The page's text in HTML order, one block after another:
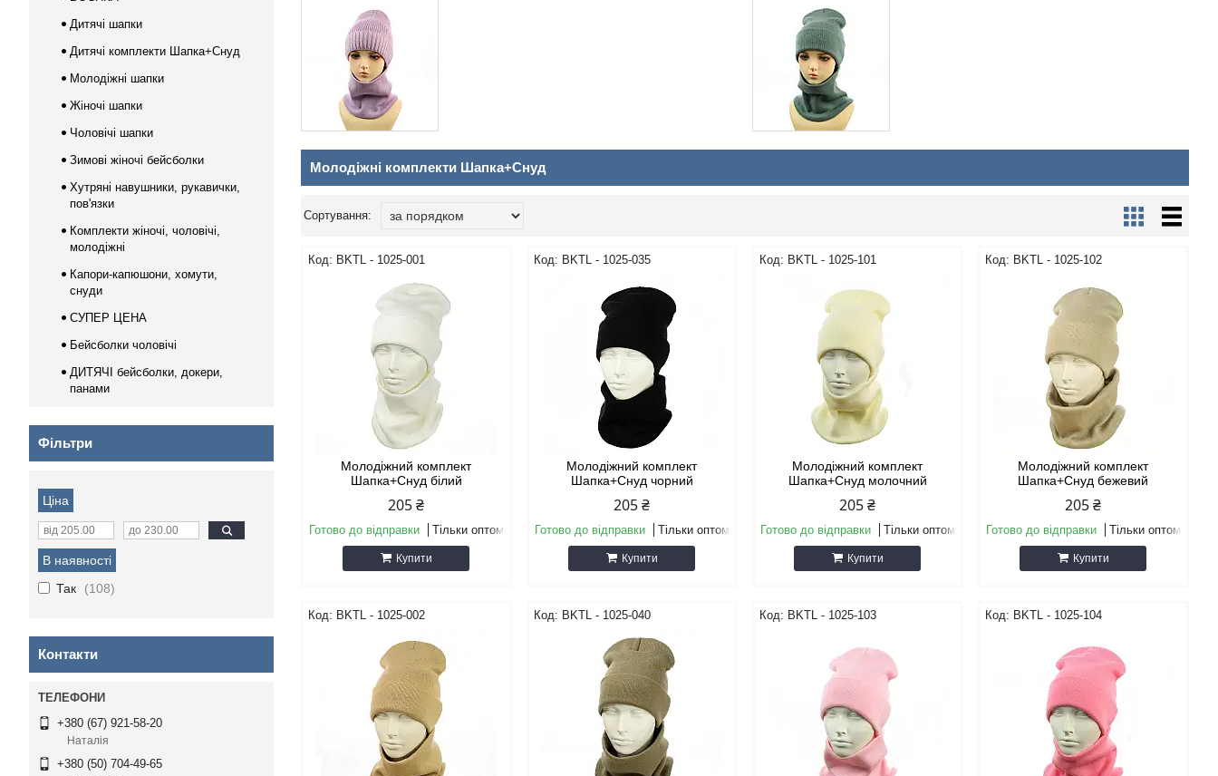
Молодіжні комплекти Шапка+Снуд
BKТL - 1025-001
Молодіжний комплект
Шапка+Снуд білий
205 ₴
Готово до відправки Тільки оптом
Купити
BKТL - 1025-035
Молодіжний комплект
Шапка+Снуд чорний
205 ₴
Готово до відправки Тільки оптом
Купити
BKТL - 1025-101
Молодіжний комплект
Шапка+Снуд молочний
205 ₴
Готово до відправки Тільки оптом
Купити
BKТL - 1025-102
Молодіжний комплект
Шапка+Снуд бежевий
205 ₴
Готово до відправки Тільки оптом
Купити
BKТL - 1025-002 BKТL - 1025-040 BKТL - 1025-103 BKТL - 1025-104
Дитячі шапки
Дитячі комплекти Шапка+Снуд
Молодіжні шапки
Жіночі шапки
Чоловічі шапки
Зимові жіночі бейсболки
Хутряні навушники, рукавички,
пов'язки
Комплекти жіночі, чоловічі,
молодіжні
Капори-капюшони, хомути,
снуди
СУПЕР ЦЕНА
Бейсболки чоловічі
ДИТЯЧІ бейсболки, докери,
панами
Фільтри
Ціна
В наявності
Так
108
Контакти
+380 (67) 921-58-20
Наталія
+380 (50) 704-49-65